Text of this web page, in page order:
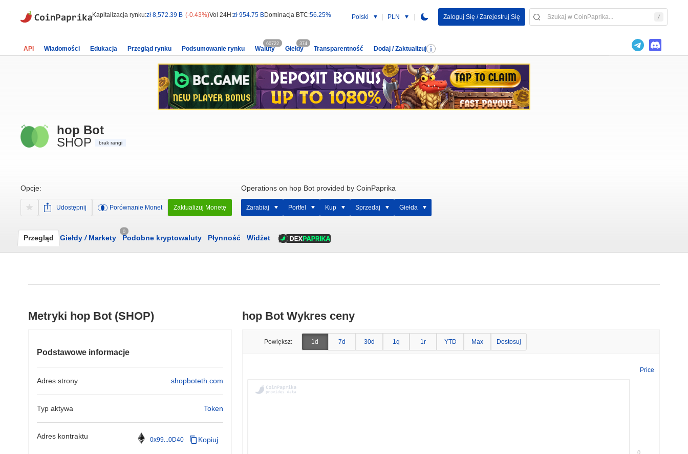
Kapitalizacja rynku:zł 8,572.39 B (-0.43%)Vol 24H:zł 954.75 BDominacja BTC:56.25% Polski PLN Zaloguj Się / Zarejestruj Się
API Wiadomości Edukacja Przegląd rynku Podsumowanie rynku Waluty
60722
Giełdy
374
Transparentność Dodaj / Zaktualizuj
hop Bot
SHOP
brak rangi
Opcje:
Udostępnij Porównanie Monet Zaktualizuj Monetę
Operations on hop Bot provided by CoinPaprika
Zarabiaj Portfel Kup Sprzedaj Giełda
Przegląd Giełdy /Markety
0
Podobne kryptowaluty Płynność Widżet
Metryki hop Bot (SHOP)
Podstawowe informacje
Adres strony shopboteth.com
Typ aktywa Token
Adres kontraktu 0x99...0D40 Kopiuj
hop Bot Wykres ceny
Powiększ: 1d 7d 30d 1q 1r YTD Max Dostosuj
Price
0